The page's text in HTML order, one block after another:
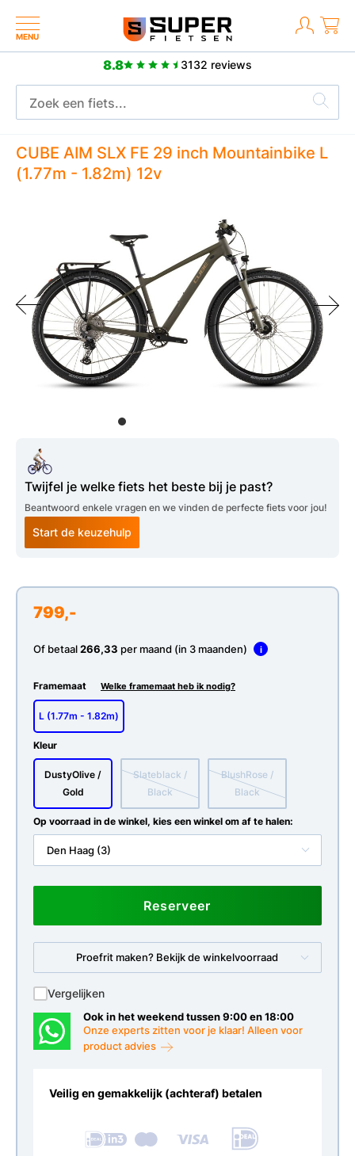
MENU
8.8 3132 reviews
Meer dan 2500 positieve reviews
CUBE AIM SLX FE 29 inch Mountainbike L
(1.77m - 1.82m) 12v
Twijfel je welke fiets het beste bij je past?
Beantwoord enkele vragen en we vinden de perfecte fiets voor jou!
Start de keuzehulp
799,-
Of betaal266,33 per maand (in 3 maanden) i
Framemaat Welke framemaat heb ik nodig?
L (1.77m - 1.82m)
Kleur
DustyOlive /
Gold
Slateblack /
Black
BlushRose /
Black
Op voorraad in de winkel, kies een winkel om af te halen:
Den Haag (3)
Reserveer
Proefrit maken? Bekijk de winkelvoorraad
Vergelijken
Ook in het weekend tussen 9:00 en 18:00
Onze experts zitten voor je klaar! Alleen voor
product advies
Veilig en gemakkelijk (achteraf) betalen